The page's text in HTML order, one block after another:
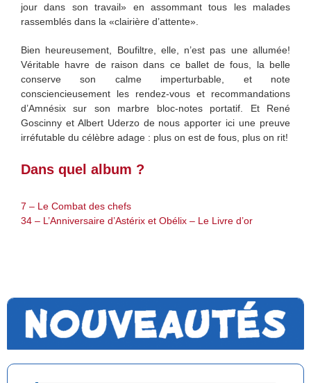
jour dans son travail» en assommant tous les malades
rassemblés dans la «clairière d’attente».
Bien heureusement, Boufiltre, elle, n’est pas une allumée!
Véritable havre de raison dans ce ballet de fous, la belle
conserve son calme imperturbable, et note
consciencieusement les rendez-vous et recommandations
d’Amnésix sur son marbre bloc-notes portatif. Et René
Goscinny et Albert Uderzo de nous apporter ici une preuve
irréfutable du célèbre adage : plus on est de fous, plus on rit!
Dans quel album ?
7 – Le Combat des chefs
34 – L’Anniversaire d’Astérix et Obélix – Le Livre d’or